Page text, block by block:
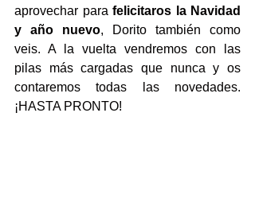
aprovechar para felicitaros la Navidad
y año nuevo, Dorito también como
veis. A la vuelta vendremos con las
pilas más cargadas que nunca y os
contaremos todas las novedades.
¡HASTA PRONTO!